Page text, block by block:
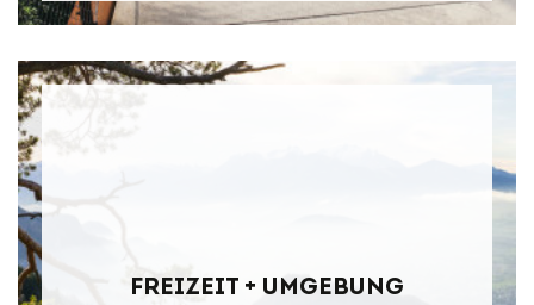
Freizeit + Umgebung